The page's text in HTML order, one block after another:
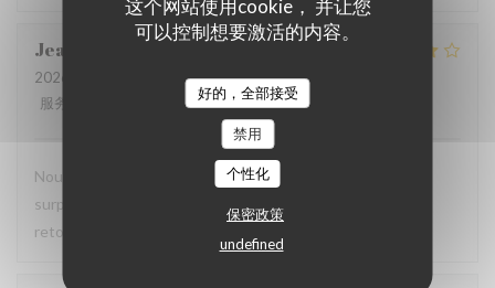
这个网站使用cookie， 并让您
可以控制想要激活的内容。
好的，全部接受
禁用
个性化
保密政策
undefined
Jean-Marie C
2026-07-29
- 19:45 - 来宾 2
服务
菜单: 4/5 质价比:4 /5
Nous avons pris le menu proposé et ce fut une agréable
surprise, le filet de viande BBB super délicieux Nous y
retournerons